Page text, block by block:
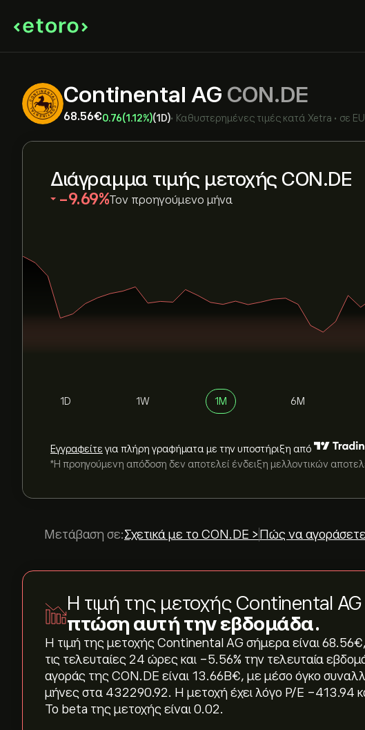
Continental AG CON.DE
68.56‎€‎0.76(1.12%)(1D)• Καθυστερημένες τιμές κατά Xetra • σε
Διάγραμμα τιμής μετοχής CON.DE
‎-9.69‎ Τον προηγούμενο μήνα
1D 1W 1M 6M
Εγγραφείτε για πλήρη γραφήματα με την υποστήριξη από
*Η προηγούμενη απόδοση δεν αποτελεί ένδειξη μελλοντικών
Μετάβαση σε:Σχετικά με το CON.DE > Πώς να
Η τιμή της μετοχής Continental AG
πτώση αυτή την εβδομάδα.
Η τιμή της μετοχής Continental AG σήμερα είναι
τις τελευταίες 24 ώρες και ‎-5.56‎% την τελευταία
αγοράς της CON.DE είναι 13.66B‎€‎, με μέσο όγκο
μήνες στα 432290.92. Η μετοχή έχει λόγο P/E -413.94
Το beta της μετοχής είναι 0.02.